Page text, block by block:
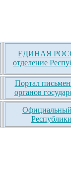
ЕДИНАЯ
отделение
Портал
органов
Официальный